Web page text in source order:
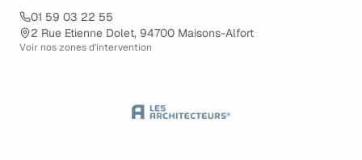
01 59 03 22 55
2 Rue Etienne Dolet, 94700 Maisons-Alfort
Voir nos zones d'intervention